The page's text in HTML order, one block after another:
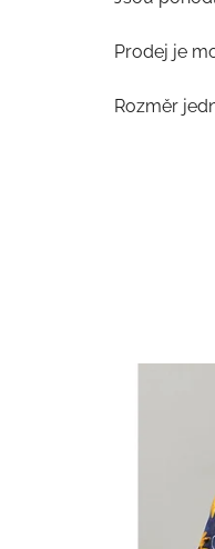
Prodej je
Rozměr